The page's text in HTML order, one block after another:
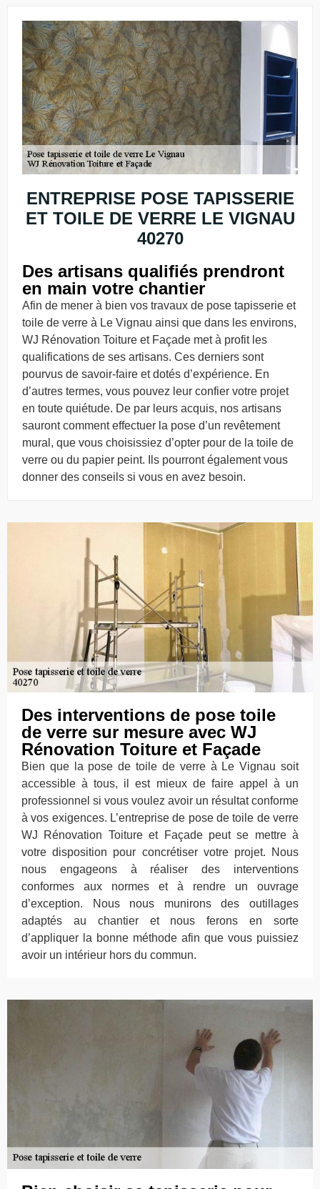
ENTREPRISE POSE TAPISSERIE
ET TOILE DE VERRE LE VIGNAU
40270
Des artisans qualifiés prendront
en main votre chantier
Afin de mener à bien vos travaux de pose tapisserie et
toile de verre à Le Vignau ainsi que dans les environs,
WJ Rénovation Toiture et Façade met à profit les
qualifications de ses artisans. Ces derniers sont
pourvus de savoir-faire et dotés d’expérience. En
d’autres termes, vous pouvez leur confier votre projet
en toute quiétude. De par leurs acquis, nos artisans
sauront comment effectuer la pose d’un revêtement
mural, que vous choisissiez d’opter pour de la toile de
verre ou du papier peint. Ils pourront également vous
donner des conseils si vous en avez besoin.
Des interventions de pose toile
de verre sur mesure avec WJ
Rénovation Toiture et Façade
Bien que la pose de toile de verre à Le Vignau soit
accessible à tous, il est mieux de faire appel à un
professionnel si vous voulez avoir un résultat conforme
à vos exigences. L’entreprise de pose de toile de verre
WJ Rénovation Toiture et Façade peut se mettre à
votre disposition pour concrétiser votre projet. Nous
nous engageons à réaliser des interventions
conformes aux normes et à rendre un ouvrage
d’exception. Nous nous munirons des outillages
adaptés au chantier et nous ferons en sorte
d’appliquer la bonne méthode afin que vous puissiez
avoir un intérieur hors du commun.